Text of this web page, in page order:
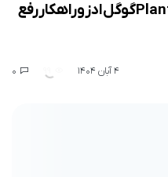
پیغام Plan to run EU political ads گوگل ادز و راهکار رفع
4 آبان 1404